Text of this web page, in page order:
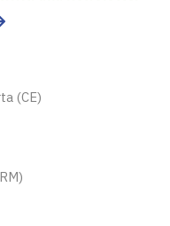
(CE)